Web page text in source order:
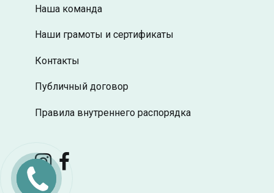
Наша команда
Наши грамоты и сертификаты
Контакты
Публичный договор
Правила внутреннего распорядка
Заказать
звонок